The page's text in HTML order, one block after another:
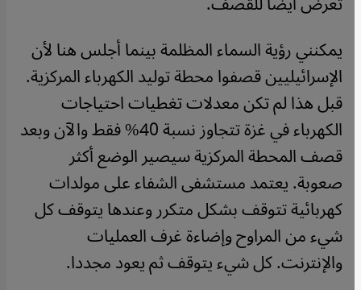
يمكنني رؤية السماء المظلمة بينما أجلس هنا لأن
الإسرائيليين قصفوا محطة توليد الكهرباء المركزية.
قبل هذا لم تكن معدلات تغطيات احتياجات
الكهرباء في غزة تتجاوز نسبة 40% فقط والآن وبعد
قصف المحطة المركزية سيصير الوضع أكثر
صعوبة. يعتمد مستشفى الشفاء على مولدات
كهربائية تتوقف بشكل متكرر وعندها يتوقف كل
شيء من المراوح وإضاءة غرف العمليات
والإنترنت. كل شيء يتوقف ثم يعود مجددا.